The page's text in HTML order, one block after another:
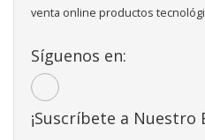
venta online productos
Síguenos en:
¡Suscríbete a Nuestro